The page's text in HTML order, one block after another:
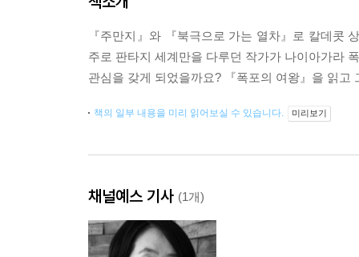
『주만지』와 『북극으로 가는 열차』로 칼데콧
주로 판타지 세계만을 다루던 작가가 나이아가라
관심을 갖게 되었을까요? 『폭포의 여왕』을 읽고
책의 일부 내용을 미리 읽어보실 수 있습니다. 미리보기
채널예스 기사 (1개)